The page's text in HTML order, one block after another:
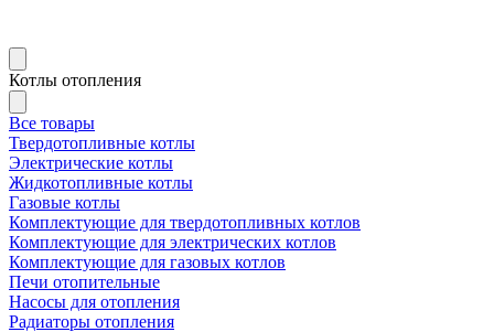
Котлы отопления
Все товары
Твердотопливные котлы
Электрические котлы
Жидкотопливные котлы
Газовые котлы
Комплектующие для твердотопливных котлов
Комплектующие для электрических котлов
Комплектующие для газовых котлов
Печи отопительные
Насосы для отопления
Радиаторы отопления